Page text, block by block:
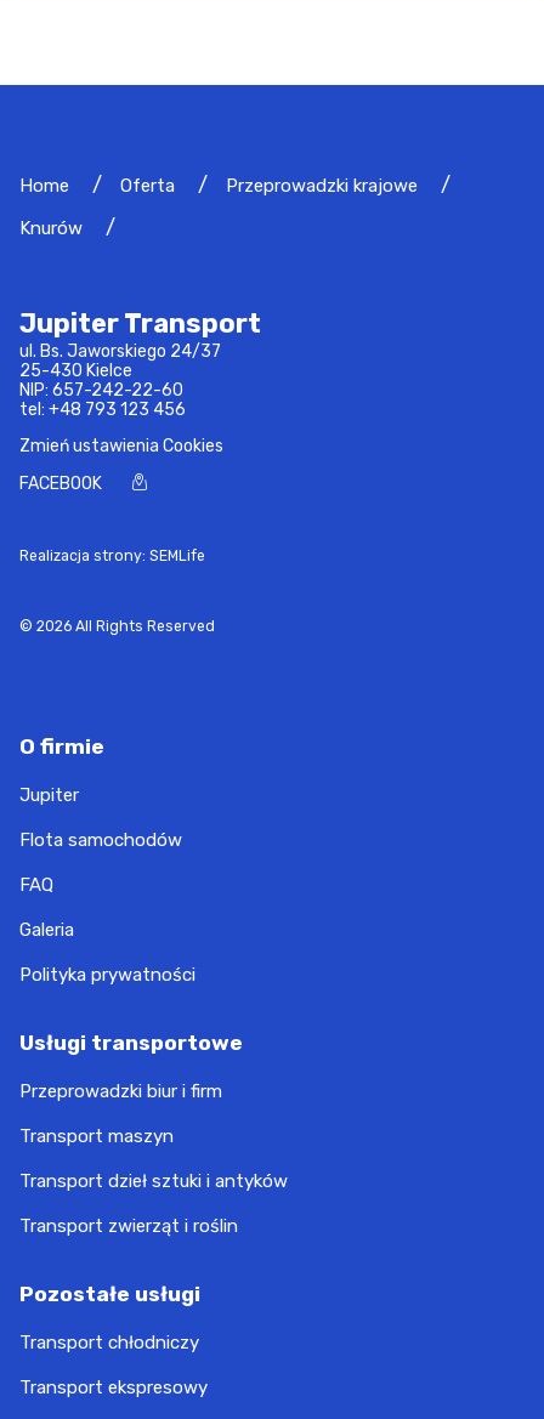
Home Oferta
Przeprowadzki krajowe
Knurów
Jupiter Transport
ul. Bs. Jaworskiego 24/37
25-430 Kielce
NIP: 657-242-22-60
tel: +48 793 123 456
Zmień ustawienia Cookies
FACEBOOK
Realizacja strony: SEMLife
© 2026 All Rights Reserved
O firmie
Jupiter
Flota samochodów
FAQ
Galeria
Polityka prywatności
Usługi transportowe
Przeprowadzki biur i firm
Transport maszyn
Transport dzieł sztuki i antyków
Transport zwierząt i roślin
Pozostałe usługi
Transport chłodniczy
Transport ekspresowy